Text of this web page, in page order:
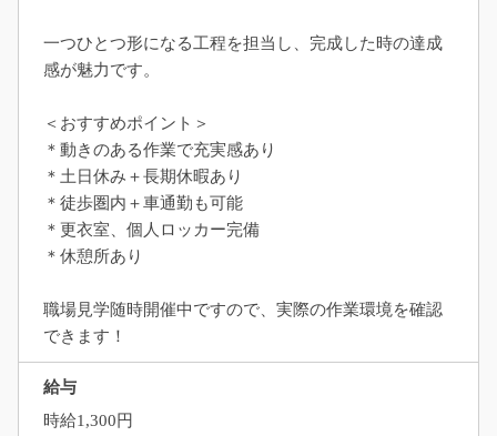
一つひとつ形になる工程を担当し、完成した時の達成
感が魅力です。
＜おすすめポイント＞
＊動きのある作業で充実感あり
＊土日休み＋長期休暇あり
＊徒歩圏内＋車通勤も可能
＊更衣室、個人ロッカー完備
＊休憩所あり
職場見学随時開催中ですので、実際の作業環境を確認
できます！
給与
時給1,300円